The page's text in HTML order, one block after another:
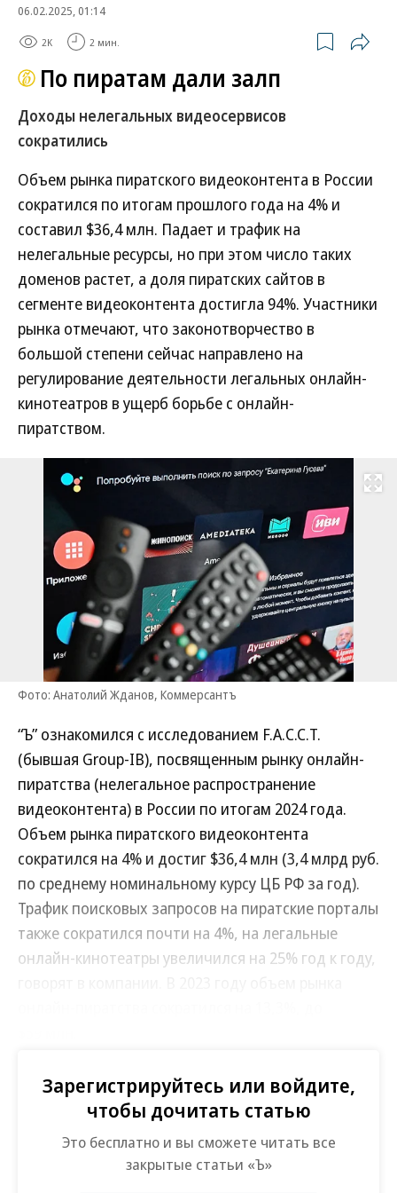
06.02.2025, 01:14
2K 2 мин.
По пиратам дали залп
Доходы нелегальных видеосервисов
сократились
Объем рынка пиратского видеоконтента в России
сократился по итогам прошлого года на 4% и
составил $36,4 млн. Падает и трафик на
нелегальные ресурсы, но при этом число таких
доменов растет, а доля пиратских сайтов в
сегменте видеоконтента достигла 94%. Участники
рынка отмечают, что законотворчество в
большой степени сейчас направлено на
регулирование деятельности легальных онлайн-
кинотеатров в ущерб борьбе с онлайн-
пиратством.
Развернуть
Фото: Анатолий Жданов, Коммерсантъ
“Ъ” ознакомился с исследованием F.A.С.С.T.
(бывшая Group-IB), посвященным рынку онлайн-
пиратства (нелегальное распространение
видеоконтента) в России по итогам 2024 года.
Объем рынка пиратского видеоконтента
сократился на 4% и достиг $36,4 млн (3,4 млрд руб.
по среднему номинальному курсу ЦБ РФ за год).
Трафик поисковых запросов на пиратские порталы
также сократился почти на 4%, на легальные
онлайн-кинотеатры увеличился на 25% год к году,
Параллельно число пиратских доменов
продолжает расти второй год подряд: количество
обнаруженных ресурсов увеличилось на 37,5%, до
110 тыс. В целом число ссылок с контентом,
которые российские правообладатели внесли в
Зарегистрируйтесь или войдите,
чтобы дочитать статью
Это бесплатно и вы сможете читать все
закрытые статьи «Ъ»